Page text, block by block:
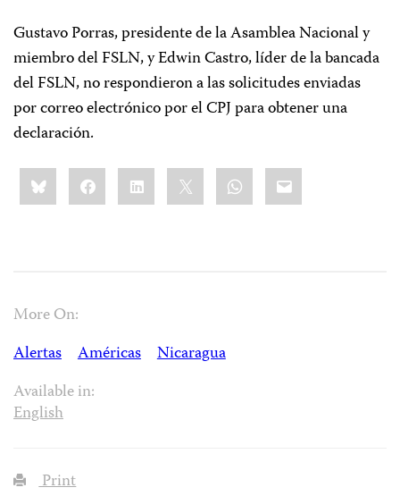
Gustavo Porras, presidente de la Asamblea Nacional y
miembro del FSLN, y Edwin Castro, líder de la bancada
del FSLN, no respondieron a las solicitudes enviadas
por correo electrónico por el CPJ para obtener una
declaración.
Share
this:BlueskyFacebookLinkedIn WhatsApp
Email
More On:
Alertas
Américas
Nicaragua
Available in:
English
Print